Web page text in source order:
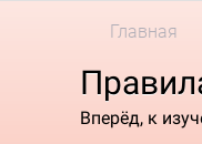
Главная
Вперёд, к